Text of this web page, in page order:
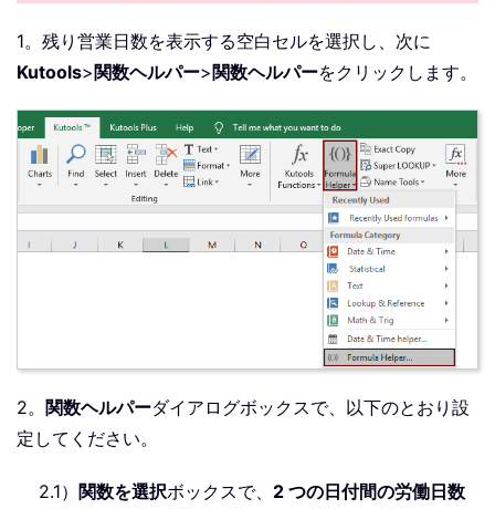
1。残り営業日数を表示する空白セルを選択し、次に
Kutools> 関数ヘルパー> 関数ヘルパーをクリックします。
2。 関数ヘルパーダイアログボックスで、以下のとおり設
定してください。
2.1） 関数を選択ボックスで、 2 つの日付間の労働日数